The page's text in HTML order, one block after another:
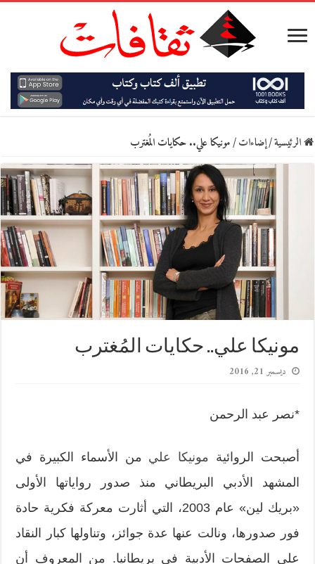
الرئيسية/إضاءات/مونيكا علي.. حكايات المُغترب
مونيكا علي.. حكايات المُغترب
ديسمبر 21, 2016
*نصر عبد الرحمن
أصبحت الروائية مونيكا علي من الأسماء الكبيرة في
المشهد الأدبي البريطاني منذ صدور رواياتها الأولى
«بريك لين» عام 2003، التي أثارت معركة فكرية حادة
فور صدورها، ونالت عنها عدة جوائز، وتناولها كبار النقاد
على الصفحات الأدبية في بريطانيا. من المعروف أن